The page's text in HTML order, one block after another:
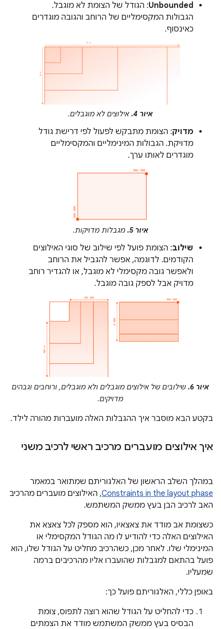
Unbounded: הגודל של הצומת לא מוגבל.
הגבולות המקסימליים של הרוחב והגובה מוגדרים
כאינסוף.
איור 4. אילוצים לא מוגבלים.
מדויק: הצומת מתבקש לפעול לפי דרישת גודל
מדויקת. הגבולות המינימליים והמקסימליים
מוגדרים לאותו ערך.
איור 5. מגבלות מדויקות.
שילוב: הצומת פועל לפי שילוב של סוגי האילוצים
הקודמים. לדוגמה, אפשר להגביל את הרוחב
ולאפשר גובה מקסימלי לא מוגבל, או להגדיר רוחב
מדויק אבל לספק גובה מוגבל.
איור 6.
שילובים של אילוצים מוגבלים ולא מוגבלים, ורוחבים וגבהים
מדויקים.
בקטע הבא מוסבר איך ההגבלות האלה מועברות מהורה לילד.
איך אילוצים מועברים מרכיב ראשי לרכיב משני
במהלך השלב הראשון של האלגוריתם שמתואר במאמר
Constraints in the layout phase, האילוצים מועברים מהרכיב
האב לרכיב הבן בעץ ממשק המשתמש.
כשצומת אב מודד את צאצאיו, הוא מספק לכל צאצא את
האילוצים האלה כדי להודיע לו מה הגודל המקסימלי או
המינימלי שלו. לאחר מכן, כשהרכיב מחליט על הגודל שלו, הוא
פועל בהתאם למגבלות שהועברו אליו מהרכיבים ברמה
שמעליו.
באופן כללי, האלגוריתם פועל כך:
כדי להחליט על הגודל שהוא רוצה לתפוס, צומת
הבסיס בעץ ממשק המשתמש מודד את הצמתים